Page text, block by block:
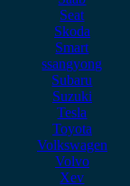
Seat
Skoda
Smart
ssangyong
Subaru
Suzuki
Tesla
Toyota
Volkswagen
Volvo
Xev